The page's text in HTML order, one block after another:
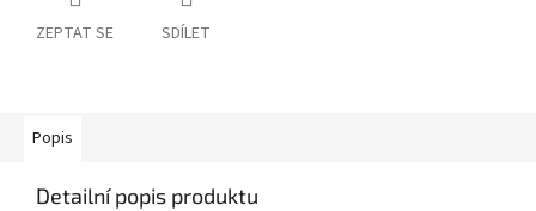
ZEPTAT SE SDÍLET
Popis
Detailní popis produktu